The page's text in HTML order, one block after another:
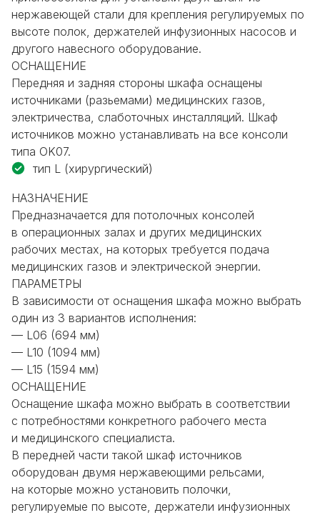
нержавеющей стали для крепления регулируемых по
высоте полок, держателей инфузионных насосов и
другого навесного оборудование.
ОСНАЩЕНИЕ
Передняя и задняя стороны шкафа оснащены
источниками (разьемами) медицинских газов,
электричества, слаботочных инсталляций. Шкаф
источников можно устанавливать на все консоли
типа OK07.
тип L (хирургический)
НАЗНАЧЕНИЕ
Предназначается для потолочных консолей
в операционных залах и других медицинских
рабочих местах, на которых требуется подача
медицинских газов и электрической энергии.
ПАРАМЕТРЫ
В зависимости от оснащения шкафа можно выбрать
один из 3 вариантов исполнения:
— L06 (694 мм)
— L10 (1094 мм)
— L15 (1594 мм)
ОСНАЩЕНИЕ
Оснащение шкафа можно выбрать в соответствии
с потребностями конкретного рабочего места
и медицинского специалиста.
В передней части такой шкаф источников
оборудован двумя нержавеющими рельсами,
на которые можно установить полочки,
регулируемые по высоте, держатели инфузионных